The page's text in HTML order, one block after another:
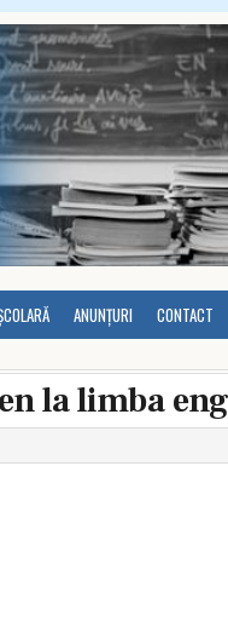
ANUNȚURI CONTACT
la limba